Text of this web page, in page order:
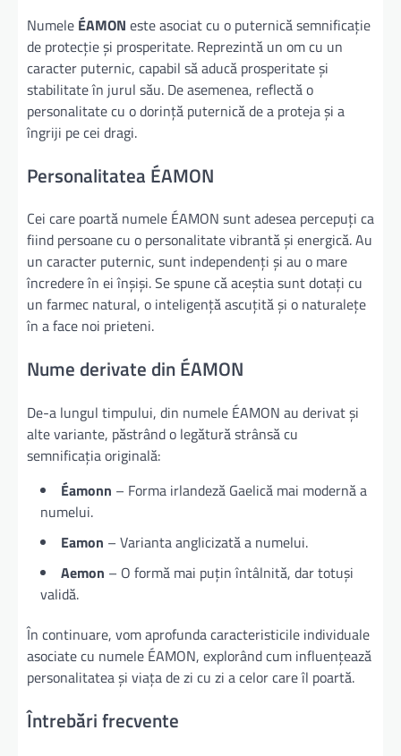
Numele ÉAMON este asociat cu o puternică semnificație
de protecție și prosperitate. Reprezintă un om cu un
caracter puternic, capabil să aducă prosperitate și
stabilitate în jurul său. De asemenea, reflectă o
personalitate cu o dorință puternică de a proteja și a
îngriji pe cei dragi.
Personalitatea ÉAMON
Cei care poartă numele ÉAMON sunt adesea percepuți ca
fiind persoane cu o personalitate vibrantă și energică. Au
un caracter puternic, sunt independenți și au o mare
încredere în ei înșiși. Se spune că aceștia sunt dotați cu
un farmec natural, o inteligență ascuțită și o naturalețe
în a face noi prieteni.
Nume derivate din ÉAMON
De-a lungul timpului, din numele ÉAMON au derivat și
alte variante, păstrând o legătură strânsă cu
semnificația originală:
Éamonn – Forma irlandeză Gaelică mai modernă a
numelui.
Eamon – Varianta anglicizată a numelui.
Aemon – O formă mai puțin întâlnită, dar totuși
validă.
În continuare, vom aprofunda caracteristicile individuale
asociate cu numele ÉAMON, explorând cum influențează
personalitatea și viața de zi cu zi a celor care îl poartă.
Întrebări frecvente